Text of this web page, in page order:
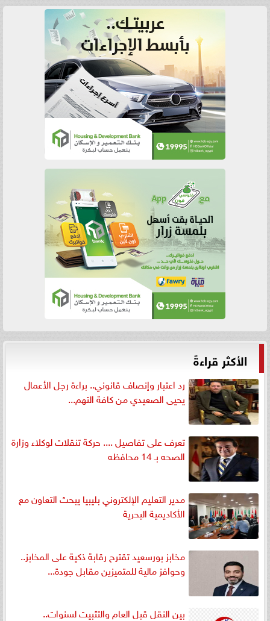
الأكثر قراءةً
رد اعتبار وإنصاف قانوني.. براءة رجل الأعمال
يحيى الصعيدي من كافة التهم...
تعرف على تفاصيل .... حركة تنقلات لوكلاء وزارة
الصحه بـ 14 محافظه
مدير التعليم الإلكتروني بليبيا يبحث التعاون مع
الأكاديمية البحرية
مخابز بورسعيد تقترح رقابة ذكية على المخابز..
وحوافز مالية للمتميزين مقابل جودة...
بين النقل قبل العام والتثبيت لسنوات..